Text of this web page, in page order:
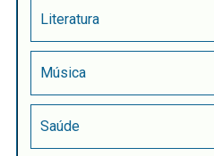
Literatura
Música
Saúde